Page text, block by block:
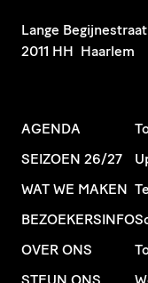
​Lange
2011 HH Haarlem
AGENDA
SEIZOEN 26/27
WAT WE MAKEN
BEZOEKERSINFO
OVER ONS